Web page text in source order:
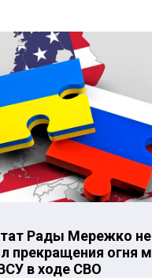
Рады Мережко не
прекращения огня
в ходе СВО